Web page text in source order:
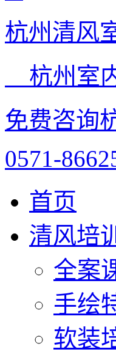
杭州清风
杭州室
免费咨询
0571-
首页
清风培
全案
手绘
软装